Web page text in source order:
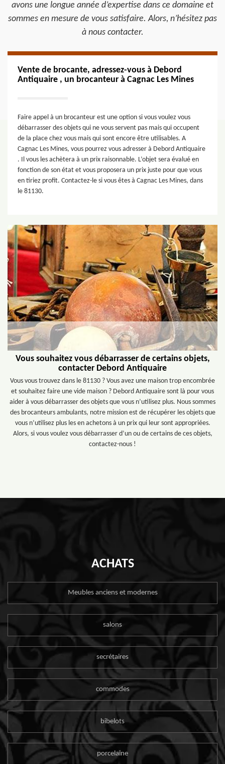
avons une longue année d’expertise dans ce domaine et
sommes en mesure de vous satisfaire. Alors, n’hésitez pas
à nous contacter.
Vente de brocante, adressez-vous à Debord
Antiquaire , un brocanteur à Cagnac Les Mines
Faire appel à un brocanteur est une option si vous voulez vous
débarrasser des objets qui ne vous servent pas mais qui occupent
de la place chez vous mais qui sont encore être utilisables. A
Cagnac Les Mines, vous pourrez vous adresser à Debord Antiquaire
. Il vous les achètera à un prix raisonnable. L’objet sera évalué en
fonction de son état et vous proposera un prix juste pour que vous
en tiriez profit. Contactez-le si vous êtes à Cagnac Les Mines, dans
le 81130.
Vous souhaitez vous débarrasser de certains objets,
contacter Debord Antiquaire
Vous vous trouvez dans le 81130 ? Vous avez une maison trop encombrée
et souhaitez faire une vide maison ? Debord Antiquaire sont là pour vous
aider à vous débarrasser des objets que vous n’utilisez plus. Nous sommes
des brocanteurs ambulants, notre mission est de récupérer les objets que
vous n’utilisez plus les en achetons à un prix qui leur sont appropriées.
Alors, si vous voulez vous débarrasser d’un ou de certains de ces objets,
contactez-nous !
ACHATS
Meubles anciens et modernes
salons
secrétaires
commodes
bibelots
porcelaine